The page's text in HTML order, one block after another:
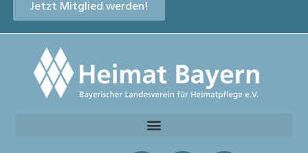
Jetzt Mitglied werden!